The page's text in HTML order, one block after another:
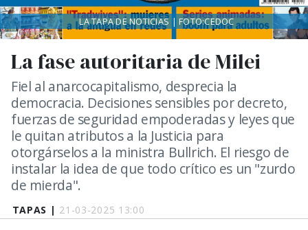
TAPAS | 21-03-2025 13:00
La fase autoritaria de Milei
Fiel al anarcocapitalismo, desprecia la
democracia. Decisiones sensibles por decreto,
fuerzas de seguridad empoderadas y leyes que
le quitan atributos a la Justicia para
otorgárselos a la ministra Bullrich. El riesgo de
instalar la idea de que todo crítico es un "zurdo
de mierda".
LA TAPA DE NOTICIAS | FOTO:CEDOC